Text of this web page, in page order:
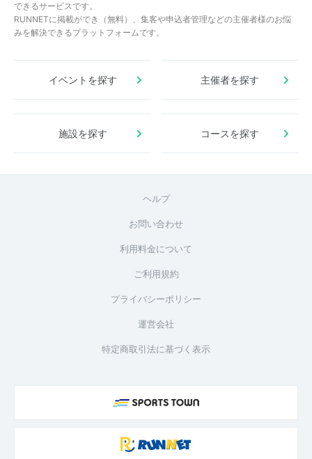
できるサービスです。
RUNNETに掲載ができ（無料）、集客や申込者管理などの主催者様のお悩
みを解決できるプラットフォームです。
イベントを探す 主催者を探す
施設を探す コースを探す
ヘルプ
お問い合わせ
利用料金について
ご利用規約
プライバシーポリシー
運営会社
特定商取引法に基づく表示